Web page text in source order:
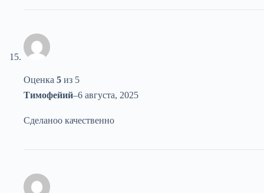
Оценка 5 из 5
Тимофейий–6 августа, 2025
Сделаноо качественно